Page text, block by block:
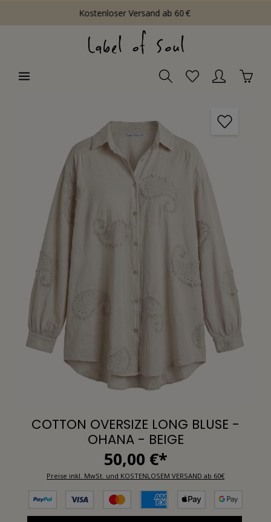
Kostenloser Versand ab 60 €
COTTON OVERSIZE LONG BLUSE -
OHANA - BEIGE
50,00 €*
Preise inkl. MwSt. und KOSTENLOSEM VERSAND ab 60€